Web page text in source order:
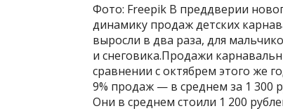
Фото: Freepik В преддверии
динамику продаж детских
выросли в два раза, для
и снеговика.Продажи
сравнении с октябрем этого же
9% продаж — в среднем за 1 300
Они в среднем стоили 1 200